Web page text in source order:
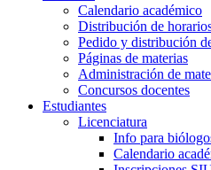
Calendario académico
Distribución de
Pedido y distribución
Páginas de materias
Administración de
Concursos docentes
Estudiantes
Licenciatura
Info para
Calendario